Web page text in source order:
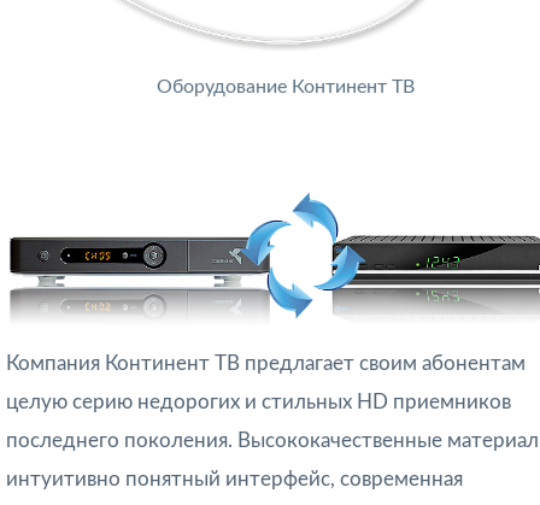
Оборудование Континент ТВ
Компания Континент ТВ предлагает своим абонентам
целую серию недорогих и стильных HD приемников
последнего поколения. Высококачественные
интуитивно понятный интерфейс, современная